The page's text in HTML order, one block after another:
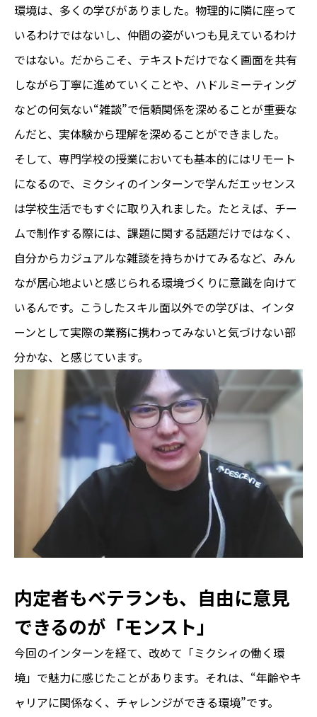
環境は、多くの学びがありました。物理的に隣に座って
いるわけではないし、仲間の姿がいつも見えているわけ
ではない。だからこそ、テキストだけでなく画面を共有
しながら丁寧に進めていくことや、ハドルミーティング
などの何気ない“雑談”で信頼関係を深めることが重要な
んだと、実体験から理解を深めることができました。
そして、専門学校の授業においても基本的にはリモート
になるので、ミクシィのインターンで学んだエッセンス
は学校生活でもすぐに取り入れました。たとえば、チー
ムで制作する際には、課題に関する話題だけではなく、
自分からカジュアルな雑談を持ちかけてみるなど、みん
なが居心地よいと感じられる環境づくりに意識を向けて
いるんです。こうしたスキル面以外での学びは、インタ
ーンとして実際の業務に携わってみないと気づけない部
分かな、と感じています。
内定者もベテランも、自由に意見
できるのが「モンスト」
今回のインターンを経て、改めて「ミクシィの働く環
境」で魅力に感じたことがあります。それは、“年齢やキ
ャリアに関係なく、チャレンジができる環境”です。